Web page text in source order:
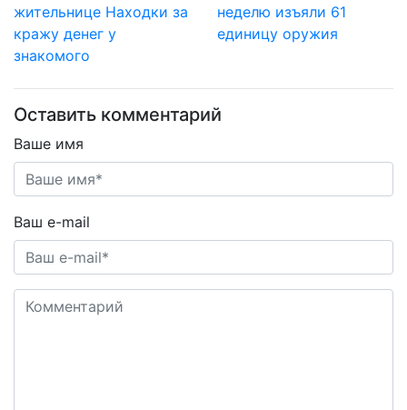
жительнице Находки за
кражу денег у
знакомого
неделю изъяли 61
единицу оружия
Оставить комментарий
Ваше имя
Ваш e-mail